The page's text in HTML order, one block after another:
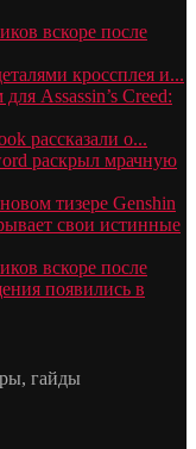
вскоре после
кроссплея и...
Assassin’s Creed:
рассказали о...
раскрыл мрачную
тизере Genshin
свои истинные
вскоре после
появились в
гайды